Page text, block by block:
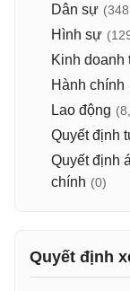
Dân sự
Hình sự
Kinh
Hành chính
Lao động
Quyết định
Quyết định
chính (0)
Quyết định